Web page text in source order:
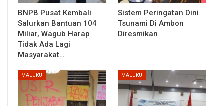
BNPB Pusat Kembali
Salurkan Bantuan 104
Miliar, Wagub Harap
Tidak Ada Lagi
Masyarakat…
Sistem Peringatan Dini
Tsunami Di Ambon
Diresmikan
MALUKU MALUKU